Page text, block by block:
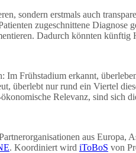
sondern erstmals auch
zugeschnittene
Dadurch könnten
Frühstadium erkannt,
überlebt nur rund ein Viertel
Relevanz, sind sich
aus
. Koordiniert wird iToBoS von